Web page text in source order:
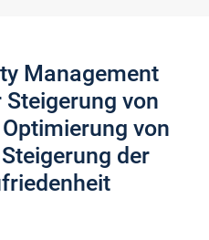
Management
von
von
der